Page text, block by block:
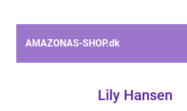
AMAZONAS-SHOP.dk
Lily Hansen